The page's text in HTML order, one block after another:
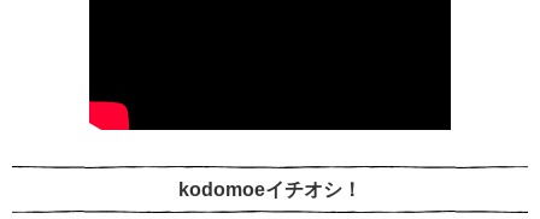
kodomoeイチオシ！